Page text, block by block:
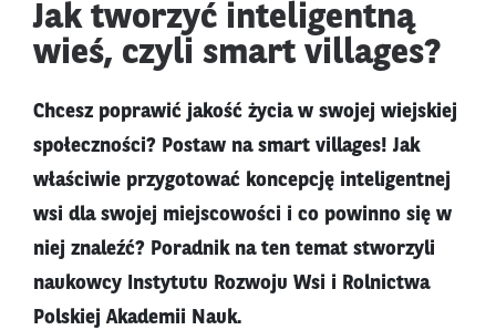
Jak tworzyć inteligentną
wieś, czyli smart villages?
Chcesz poprawić jakość życia w swojej wiejskiej
społeczności? Postaw na smart villages! Jak
właściwie przygotować koncepcję inteligentnej
wsi dla swojej miejscowości i co powinno się w
niej znaleźć? Poradnik na ten temat stworzyli
naukowcy Instytutu Rozwoju Wsi i Rolnictwa
Polskiej Akademii Nauk.